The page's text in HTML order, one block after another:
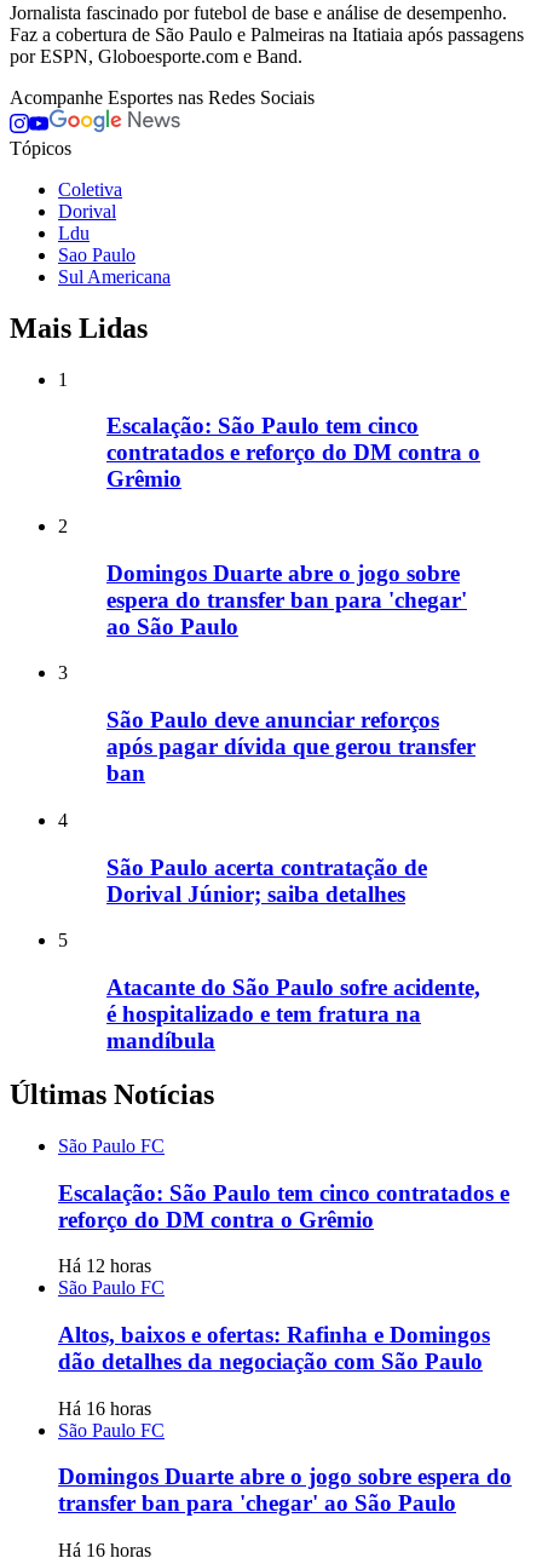
Jornalista fascinado por futebol de base e análise de desempenho.
Faz a cobertura de São Paulo e Palmeiras na Itatiaia após passagens
por ESPN, Globoesporte.com e Band.
Acompanhe Esportes nas Redes Sociais
Tópicos
Coletiva
Dorival
Ldu
Sao Paulo
Sul Americana
Mais Lidas
1
Escalação: São Paulo tem cinco
contratados e reforço do DM contra o
Grêmio
2
Domingos Duarte abre o jogo sobre
espera do transfer ban para 'chegar'
ao São Paulo
3
São Paulo deve anunciar reforços
após pagar dívida que gerou transfer
ban
4
São Paulo acerta contratação de
Dorival Júnior; saiba detalhes
5
Atacante do São Paulo sofre acidente,
é hospitalizado e tem fratura na
mandíbula
Últimas Notícias
São Paulo FC
Escalação: São Paulo tem cinco contratados e
reforço do DM contra o Grêmio
Há 12 horas
São Paulo FC
Altos, baixos e ofertas: Rafinha e Domingos
dão detalhes da negociação com São Paulo
Há 16 horas
São Paulo FC
Domingos Duarte abre o jogo sobre espera do
transfer ban para 'chegar' ao São Paulo
Há 16 horas